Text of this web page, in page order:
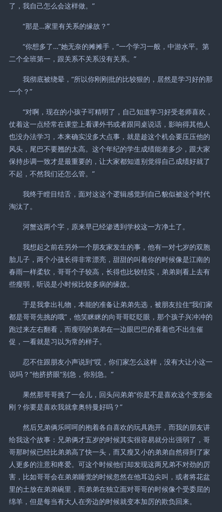
了，我自己怎么会这样做。”
“那是…家里有关系的缘故？”
“你想多了…”她无奈的摊摊手，“一个学习一般，中游水平。第
二个全班第一，跟关系不关系没有关系。”
我彻底被绕晕，“所以你刚刚批的比较狠的，居然是学习好的那
一个？”
“对啊，现在的小孩子可精明了，自己知道学习好受老师喜欢，
仗着这一点经常在课堂上看课外书或者跟同桌说话，影响得其他人
也没办法学习，本来确实没多大点事，就是趁这个机会要压压他的
风头，尾巴不要翘的太高。这个年纪的学生成绩能差多少，跟大家
保持步调一致才是最重要的，让大家都知道别觉得自己成绩好就了
不起，不然我们还怎么管。”
我终于瞠目结舌，面对这这个逻辑感觉到自己貌似被这个时代
淘汰了。
河蟹这两个字，原来早已经渗透到学校这一方净土了。
我想起之前在另外一个朋友家发生的事，他有一对七岁的双胞
胎儿子，两个小孩长得非常漂亮，甜甜的叫着你的时候像是江南的
春雨一样柔软，哥哥个子较高，长得也比较结实，弟弟则看上去有
些瘦弱，听说是小时候比较多病的缘故。
于是我拿出礼物，本能的准备让弟弟先选，被朋友拉住“我们家
都是哥哥先挑的哦”，他笑眯眯的向哥哥眨眨眼，那个孩子兴冲冲的
跑过来左右翻看，而瘦弱的弟弟在一边眼巴巴的看着也不出生催
促，一看就是习以为常的样子。
忍不住跟朋友小声说到“哎，你们家怎么这样，没有大让小这一
说吗？”他挤挤眼“别急，你别急。”
果然那哥哥挑了一会儿，回头问弟弟“你是不是喜欢这个变形金
刚？你要是喜欢我就拿奥特曼好吗？”
然后兄弟俩乐呵呵的抱着各自喜欢的玩具跑开，而我的朋友讲
给我这个故事：兄弟俩才五岁的时候其实很容易就分出强弱了，哥
哥那时候已经比弟弟高了快一头，而又瘦又小的弟弟自然得到了家
人更多的注意和疼爱。可这个时候他们却发现这两兄弟不对劲的厉
害，比如哥哥会在弟弟睡觉的时候忽然在他耳边尖叫，或者将花盆
里的土放在弟弟碗里，而弟弟在独立面对哥哥的时候像个受委屈的
绵羊，但是每当有大人在旁边的时候就变本加厉的欺负回来。